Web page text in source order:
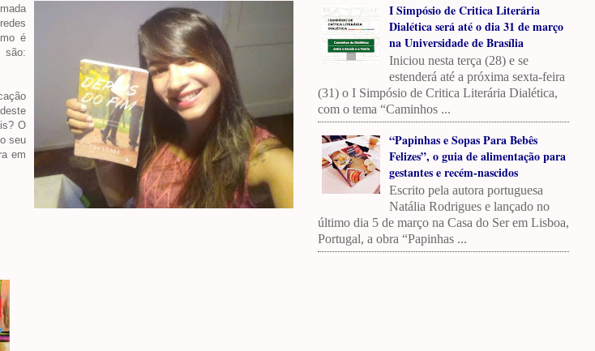
é
são:
O
seu
em
I Simpósio de Critica Literária
Dialética será até o dia 31 de março
na Universidade de Brasília
Iniciou nesta terça (28) e se
estenderá até a próxima sexta-feira
(31) o I Simpósio de Critica Literária Dialética,
com o tema “Caminhos ...
“Papinhas e Sopas Para Bebês
Felizes”, o guia de alimentação para
gestantes e recém-nascidos
Escrito pela autora portuguesa
Natália Rodrigues e lançado no
último dia 5 de março na Casa do Ser em Lisboa,
Portugal, a obra “Papinhas ...